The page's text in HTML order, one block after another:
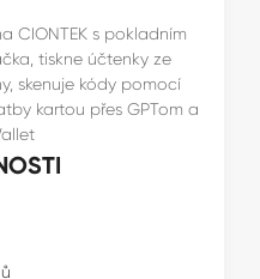
CIONTEK s pokladním
tiskne účtenky ze
skenuje kódy pomocí
kartou přes GPTom a